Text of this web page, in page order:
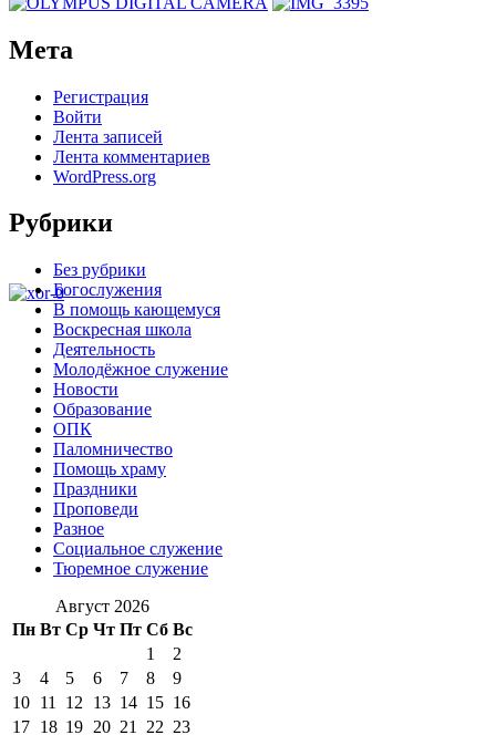
Мета
Регистрация
Войти
Лента записей
Лента комментариев
WordPress.org
Рубрики
Без рубрики
Богослужения
В помощь кающемуся
Воскресная школа
Деятельность
Молодёжное служение
Новости
Образование
ОПК
Паломничество
Помощь храму
Праздники
Проповеди
Разное
Социальное служение
Тюремное служение
Август 2026
Пн Вт Ср Чт Пт Сб Вс
1
2
3
4 5 6 7 8
9
10 11 12 13 14 15 16
17 18 19 20 21 22 23